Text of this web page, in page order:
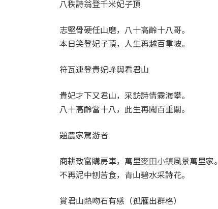
八秩詩翁登千米妃子頂
志堅骨硬任山磨，八十高齡十八哥。
本日笑登妃子頂，人生再越百重坡。
符瓦連登貴妃峰與看君山
貴妃才下又君山，采訪詩情霧海攀。
八十高齡當十八，此生再闖百重關。
題農家駕游者
商耕致富購房車，萬里麥田小鎮風景萬里家。
不再泥中刨苦食，青山碧水采詩花。
賞君山熱吻石有感（孤雁出群格）